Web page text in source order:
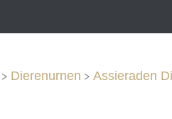
> Dierenurnen > Assieraden